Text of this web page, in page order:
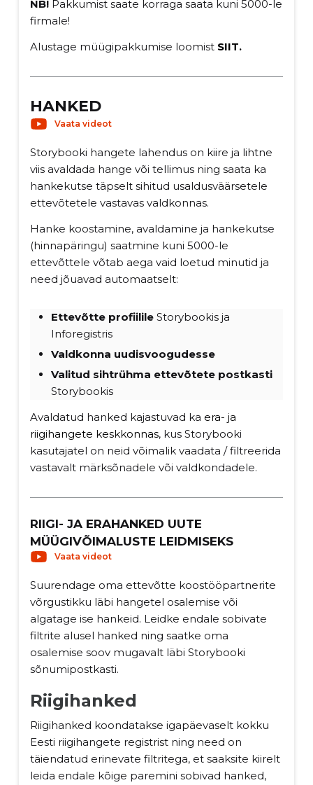
NB! Pakkumist saate korraga saata kuni 5000-le
firmale!
Alustage müügipakkumise loomist SIIT.
HANKED
Vaata videot
Storybooki hangete lahendus on kiire ja lihtne
viis avaldada hange või tellimus ning saata ka
hankekutse täpselt sihitud usaldusväärsetele
ettevõtetele vastavas valdkonnas.
Hanke koostamine, avaldamine ja hankekutse
(hinnapäringu) saatmine kuni 5000-le
ettevõttele võtab aega vaid loetud minutid ja
need jõuavad automaatselt:
Ettevõtte profiilile Storybookis ja
Inforegistris
Valdkonna uudisvoogudesse
Valitud sihtrühma ettevõtete postkasti
Storybookis
Avaldatud hanked kajastuvad ka era- ja
riigihangete keskkonnas, kus Storybooki
kasutajatel on neid võimalik vaadata / filtreerida
vastavalt märksõnadele või valdkondadele.
RIIGI- JA ERAHANKED UUTE
MÜÜGIVÕIMALUSTE LEIDMISEKS
Vaata videot
Suurendage oma ettevõtte koostööpartnerite
võrgustikku läbi hangetel osalemise või
algatage ise hankeid. Leidke endale sobivate
filtrite alusel hanked ning saatke oma
osalemise soov mugavalt läbi Storybooki
sõnumipostkasti.
Riigihanked
Riigihanked koondatakse igapäevaselt kokku
Eesti riigihangete registrist ning need on
täiendatud erinevate filtritega, et saaksite kiirelt
leida endale kõige paremini sobivad hanked,